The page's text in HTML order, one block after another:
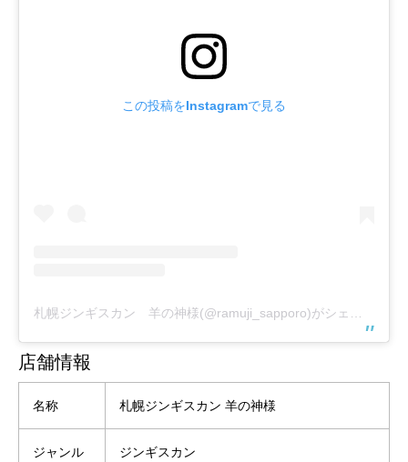
この投稿をInstagramで見る
店舗情報
名称 札幌ジンギスカン 羊の神様
ジャンル ジンギスカン